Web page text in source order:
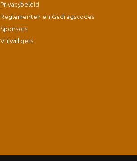
Privacybeleid
Reglementen en Gedragscodes
Sponsors
Vrijwilligers